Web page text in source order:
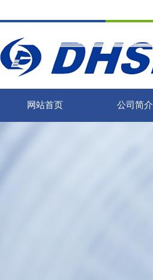
网站首页 公司简介